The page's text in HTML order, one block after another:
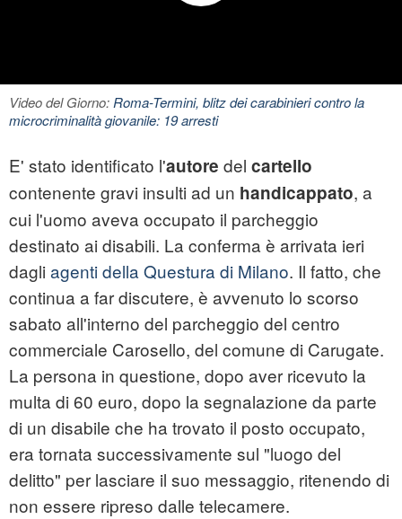
Video del Giorno:Roma-Termini, blitz dei carabinieri contro la
microcriminalità giovanile: 19 arresti
E' stato identificato l'autore del cartello
contenente gravi insulti ad un handicappato, a
cui l'uomo aveva occupato il parcheggio
destinato ai disabili. La conferma è arrivata ieri
dagli agenti della Questura di Milano. Il fatto, che
continua a far discutere, è avvenuto lo scorso
sabato all'interno del parcheggio del centro
commerciale Carosello, del comune di Carugate.
La persona in questione, dopo aver ricevuto la
multa di 60 euro, dopo la segnalazione da parte
di un disabile che ha trovato il posto occupato,
era tornata successivamente sul "luogo del
delitto" per lasciare il suo messaggio, ritenendo di
non essere ripreso dalle telecamere.